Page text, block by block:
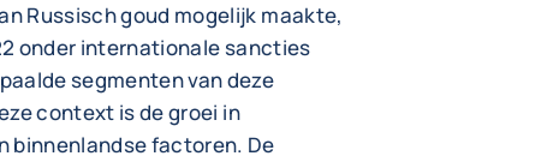
Russisch goud mogelijk maakte,
onder internationale sancties
segmenten van deze
context is de groei in
binnenlandse factoren. De